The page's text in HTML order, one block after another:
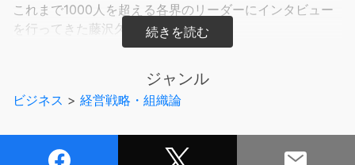
これまで1000人を超える各界のリーダーにインタビュー
を行ってきた藤沢久美氏が、
新たなビジネスを切り拓く社長に、人生哲学から経営哲
そして、事業展開のアイデアまで、じっくりとうかがいま
す。
人生と仕事のヒントが凝縮されています。
ジャンル
ビジネス > 経営戦略・組織論